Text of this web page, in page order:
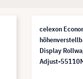
celexon
Display
Adjust-